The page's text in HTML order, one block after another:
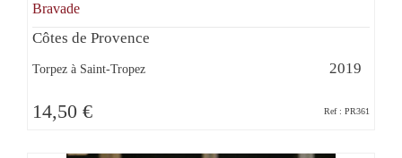
Bravade
Côtes de Provence
Torpez à Saint-Tropez 2019
14,50 € Ref : PR361